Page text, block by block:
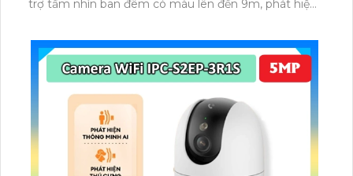
CAMERA AI 4K NLMT TAPO C660 KIT
3,569,300 ₫
5,099,000 ₫
Camera Tapo C660 với độ phân giải 4K 8MP
(3840×2160), zoom kỹ thuật số 18×, kết nối Wi-Fi